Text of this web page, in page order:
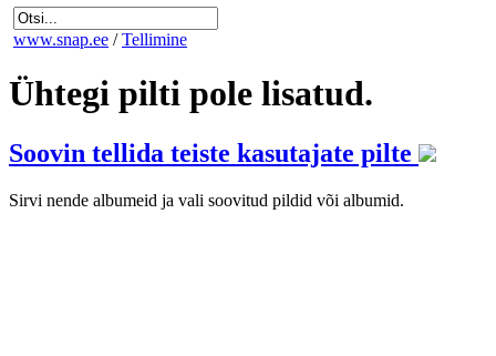
www.snap.ee / Tellimine
Ühtegi pilti pole lisatud.
Soovin tellida teiste kasutajate pilte
Sirvi nende albumeid ja vali soovitud pildid või albumid.